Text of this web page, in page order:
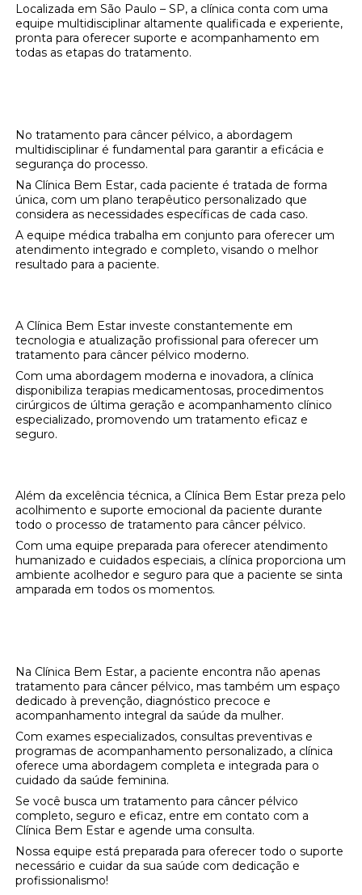
Localizada em São Paulo – SP, a clínica conta com uma
equipe multidisciplinar altamente qualificada e experiente,
pronta para oferecer suporte e acompanhamento em
todas as etapas do tratamento.
No tratamento para câncer pélvico, a abordagem
multidisciplinar é fundamental para garantir a eficácia e
segurança do processo.
Na Clínica Bem Estar, cada paciente é tratada de forma
única, com um plano terapêutico personalizado que
considera as necessidades específicas de cada caso.
A equipe médica trabalha em conjunto para oferecer um
atendimento integrado e completo, visando o melhor
resultado para a paciente.
A Clínica Bem Estar investe constantemente em
tecnologia e atualização profissional para oferecer um
tratamento para câncer pélvico moderno.
Com uma abordagem moderna e inovadora, a clínica
disponibiliza terapias medicamentosas, procedimentos
cirúrgicos de última geração e acompanhamento clínico
especializado, promovendo um tratamento eficaz e
seguro.
Além da excelência técnica, a Clínica Bem Estar preza pelo
acolhimento e suporte emocional da paciente durante
todo o processo de tratamento para câncer pélvico.
Com uma equipe preparada para oferecer atendimento
humanizado e cuidados especiais, a clínica proporciona um
ambiente acolhedor e seguro para que a paciente se sinta
amparada em todos os momentos.
Na Clínica Bem Estar, a paciente encontra não apenas
tratamento para câncer pélvico, mas também um espaço
dedicado à prevenção, diagnóstico precoce e
acompanhamento integral da saúde da mulher.
Com exames especializados, consultas preventivas e
programas de acompanhamento personalizado, a clínica
oferece uma abordagem completa e integrada para o
cuidado da saúde feminina.
Se você busca um tratamento para câncer pélvico
completo, seguro e eficaz, entre em contato com a
Clínica Bem Estar e agende uma consulta.
Nossa equipe está preparada para oferecer todo o suporte
necessário e cuidar da sua saúde com dedicação e
profissionalismo!